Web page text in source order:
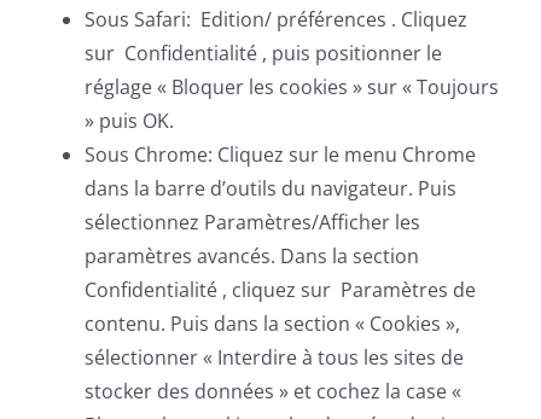
Sous Safari: Edition/ préférences . Cliquez
sur Confidentialité , puis positionner le
réglage « Bloquer les cookies » sur « Toujours
» puis OK.
Sous Chrome: Cliquez sur le menu Chrome
dans la barre d’outils du navigateur. Puis
sélectionnez Paramètres/Afficher les
paramètres avancés. Dans la section
Confidentialité , cliquez sur Paramètres de
contenu. Puis dans la section « Cookies »,
sélectionner « Interdire à tous les sites de
stocker des données » et cochez la case «